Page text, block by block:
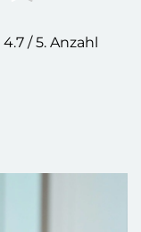
4.7/ 5. Anzahl